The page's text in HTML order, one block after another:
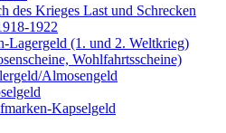
des Krieges Last und Schrecken
1922
Lagergeld (1. und 2. Weltkrieg)
Wohlfahrtsscheine)
Almosengeld
Kapselgeld